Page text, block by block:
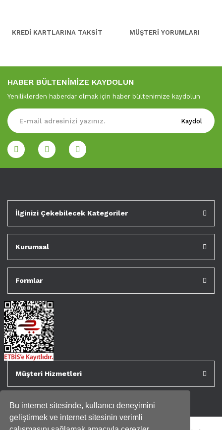
Bu internet sitesinde, kullanıcı deneyimini
geliştirmek ve internet sitesinin verimli
KREDİ KARTLARINA TAKSİT MÜŞTERİ YORUMLARI
HABER BÜLTENİMİZE KAYDOLUN
Yeniliklerden haberdar olmak için haber bültenimize kaydolun
Kaydol
İlginizi Çekebilecek Kategoriler
Kurumsal
Formlar
Müşteri Hizmetleri